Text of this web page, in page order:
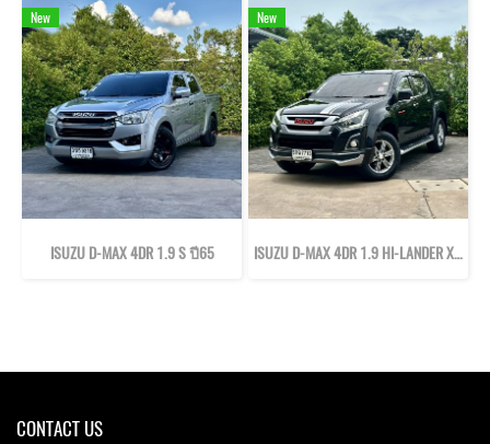
New
ISUZU D-MAX 4DR 1.9 S ปี65
New
ISUZU D-MAX 4DR 1.9 HI-LANDER X-SERIES Z ปี59
CONTACT US